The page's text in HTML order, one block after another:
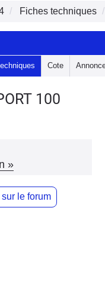
Fiches techniques
Cote
100
»
le forum